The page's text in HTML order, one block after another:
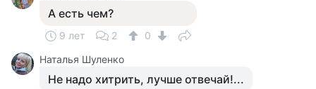
А есть чем?
9 лет 2
0
Наталья Шуленко
Не надо хитрить, лучше отвечай!...